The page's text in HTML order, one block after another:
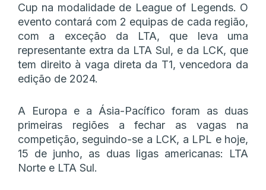
Cup na modalidade de League of Legends. O
evento contará com 2 equipas de cada região,
com a exceção da LTA, que leva uma
representante extra da LTA Sul, e da LCK, que
tem direito à vaga direta da T1, vencedora da
edição de 2024.
A Europa e a Ásia-Pacífico foram as duas
primeiras regiões a fechar as vagas na
competição, seguindo-se a LCK, a LPL e hoje,
15 de junho, as duas ligas americanas: LTA
Norte e LTA Sul.